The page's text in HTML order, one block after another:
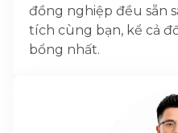
đồng nghiệp đều sẵn
tích cùng bạn, kể cả
bổng nhất.